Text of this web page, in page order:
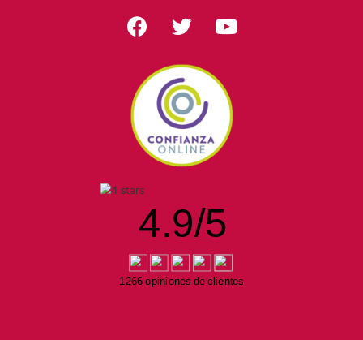
4.9/5
1266 opiniones de clientes